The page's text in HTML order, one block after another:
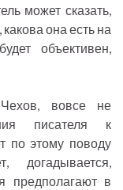
может сказать,
она есть на
объективен,
вовсе не
писателя к
по этому поводу
догадывается,
предполагают в